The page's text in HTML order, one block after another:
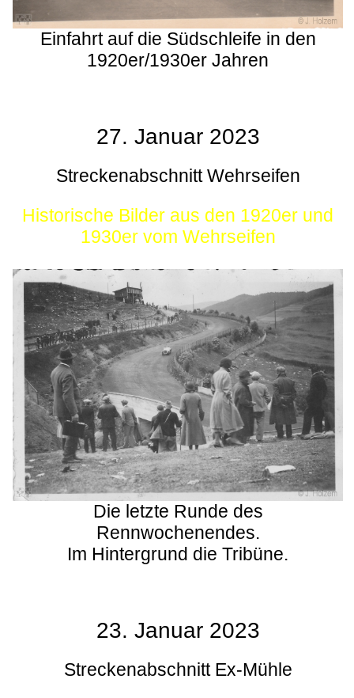
Einfahrt auf die Südschleife in den
1920er/1930er Jahren
27. Januar 2023
Streckenabschnitt Wehrseifen
Historische Bilder aus den 1920er und
1930er vom Wehrseifen
Die letzte Runde des
Rennwochenendes.
Im Hintergrund die Tribüne.
23. Januar 2023
Streckenabschnitt Ex-Mühle